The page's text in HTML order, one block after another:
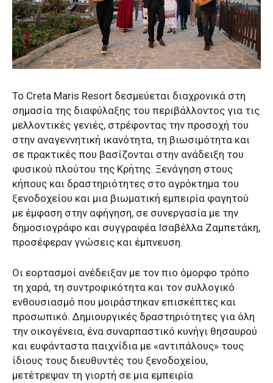
Το Creta Maris Resort δεσμεύεται διαχρονικά στη
σημασία της διαφύλαξης του περιβάλλοντος για τις
μελλοντικές γενιές, στρέφοντας την προσοχή του
στην αναγεννητική ικανότητα, τη βιωσιμότητα και
σε πρακτικές που βασίζονται στην ανάδειξη του
φυσικού πλούτου της Κρήτης. Ξενάγηση στους
κήπους και δραστηριότητες στο αγρόκτημα του
ξενοδοχείου και μια βιωματική εμπειρία φαγητού
με έμφαση στην αφήγηση, σε συνεργασία με την
δημοσιογράφο και συγγραφέα Ισαβέλλα Ζαμπετάκη,
προσέφεραν γνώσεις και έμπνευση.
Οι εορτασμοί ανέδειξαν με τον πιο όμορφο τρόπο
τη χαρά, τη συντροφικότητα και τον συλλογικό
ενθουσιασμό που μοιράστηκαν επισκέπτες και
προσωπικό. Δημιουργικές δραστηριότητες για όλη
την οικογένεια, ένα συναρπαστικό κυνήγι θησαυρού
και ευφάνταστα παιχνίδια με «αντιπάλους» τους
ίδιους τους διευθυντές του ξενοδοχείου,
μετέτρεψαν τη γιορτή σε μια εμπειρία